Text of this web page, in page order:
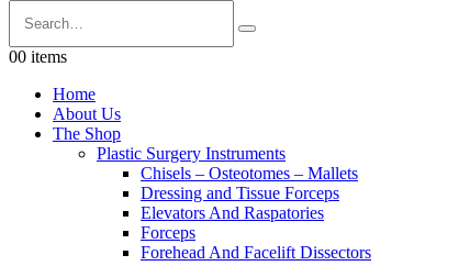
00 items
Home
About Us
The Shop
Plastic Surgery Instruments
Chisels – Osteotomes – Mallets
Dressing and Tissue Forceps
Elevators And Raspatories
Forceps
Forehead And Facelift Dissectors